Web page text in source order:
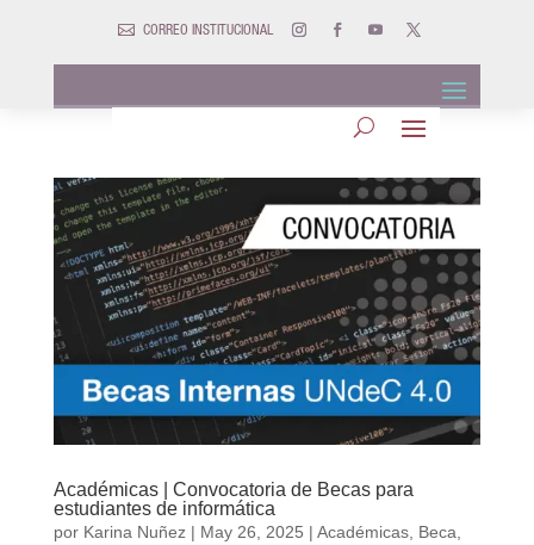
 CORREO INSTITUCIONAL
Académicas | Convocatoria de Becas para
estudiantes de informática
por Karina Nuñez| May 26, 2025 | Académicas, Beca